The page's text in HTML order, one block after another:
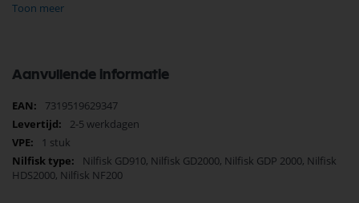
Nilfisk Onderdelen
Nilfisk Wielen stofzuiger
Nilfisk GD910
Behuizing
Nilfisk Saltix
Behuizing
Toon meer
Aanvullende informatie
Meer
informatie
7319519629347
2-5 werkdagen
1 stuk
Nilfisk GD910, Nilfisk GD2000, Nilfisk GDP 2000, Nilfisk
HDS2000, Nilfisk NF200